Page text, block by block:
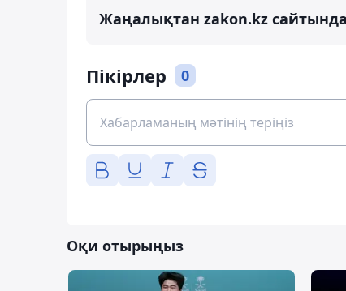
Жаңалықтан zakon.kz
Пікірлер 0
Оқи отырыңыз